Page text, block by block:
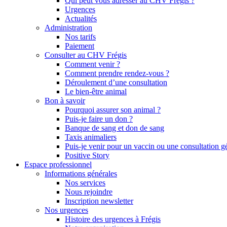
Urgences
Actualités
Administration
Nos tarifs
Paiement
Consulter au CHV Frégis
Comment venir ?
Comment prendre rendez-vous ?
Déroulement d’une consultation
Le bien-être animal
Bon à savoir
Pourquoi assurer son animal ?
Puis-je faire un don ?
Banque de sang et don de sang
Taxis animaliers
Puis-je venir pour un vaccin ou une consultation
Positive Story
Espace professionnel
Informations générales
Nos services
Nous rejoindre
Inscription newsletter
Nos urgences
Histoire des urgences à Frégis